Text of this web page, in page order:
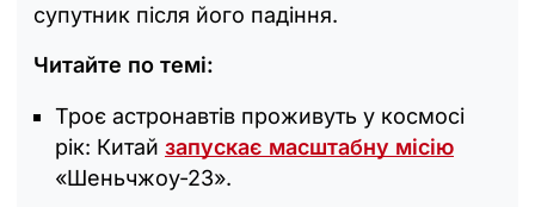
супутник після його падіння.
Читайте по темі:
Троє астронавтів проживуть у космосі
рік: Китай запускає масштабну місію
«Шеньчжоу-23».